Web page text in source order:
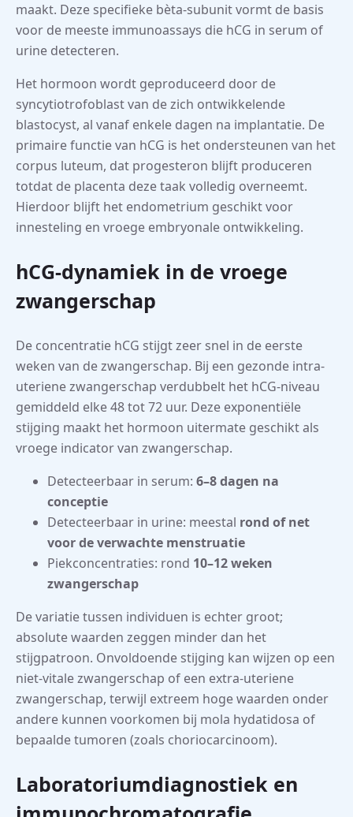
maakt. Deze specifieke bèta-subunit vormt de basis
voor de meeste immunoassays die hCG in serum of
urine detecteren.
Het hormoon wordt geproduceerd door de
syncytiotrofoblast van de zich ontwikkelende
blastocyst, al vanaf enkele dagen na implantatie. De
primaire functie van hCG is het ondersteunen van het
corpus luteum, dat progesteron blijft produceren
totdat de placenta deze taak volledig overneemt.
Hierdoor blijft het endometrium geschikt voor
innesteling en vroege embryonale ontwikkeling.
hCG-dynamiek in de vroege
zwangerschap
De concentratie hCG stijgt zeer snel in de eerste
weken van de zwangerschap. Bij een gezonde intra-
uteriene zwangerschap verdubbelt het hCG-niveau
gemiddeld elke 48 tot 72 uur. Deze exponentiële
stijging maakt het hormoon uitermate geschikt als
vroege indicator van zwangerschap.
Detecteerbaar in serum: 6–8 dagen na
conceptie
Detecteerbaar in urine: meestal rond of net
voor de verwachte menstruatie
Piekconcentraties: rond 10–12 weken
zwangerschap
De variatie tussen individuen is echter groot;
absolute waarden zeggen minder dan het
stijgpatroon. Onvoldoende stijging kan wijzen op een
niet-vitale zwangerschap of een extra-uteriene
zwangerschap, terwijl extreem hoge waarden onder
andere kunnen voorkomen bij mola hydatidosa of
bepaalde tumoren (zoals choriocarcinoom).
Laboratoriumdiagnostiek en